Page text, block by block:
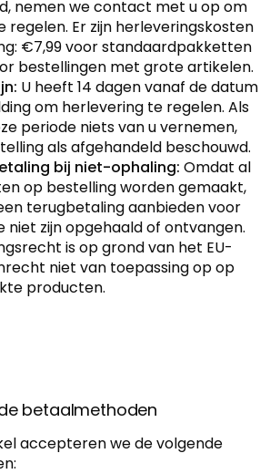
nemen we contact met u op om
regelen. Er zijn herleveringskosten
€7,99 voor standaardpakketten
bestellingen met grote artikelen.
U heeft 14 dagen vanaf de datum
om herlevering te regelen. Als
periode niets van u vernemen,
als afgehandeld beschouwd.
bij niet-ophaling: Omdat al
op bestelling worden gemaakt,
terugbetaling aanbieden voor
niet zijn opgehaald of ontvangen.
is op grond van het EU-
niet van toepassing op op
producten.
betaalmethoden
accepteren we de volgende